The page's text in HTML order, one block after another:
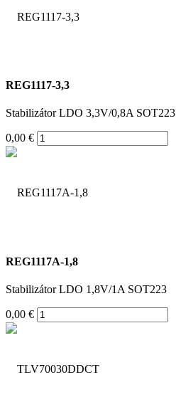
REG1117-3,3
Stabilizátor LDO 3,3V/0,8A SOT223
0,00 €
REG1117A-1,8
Stabilizátor LDO 1,8V/1A SOT223
0,00 €